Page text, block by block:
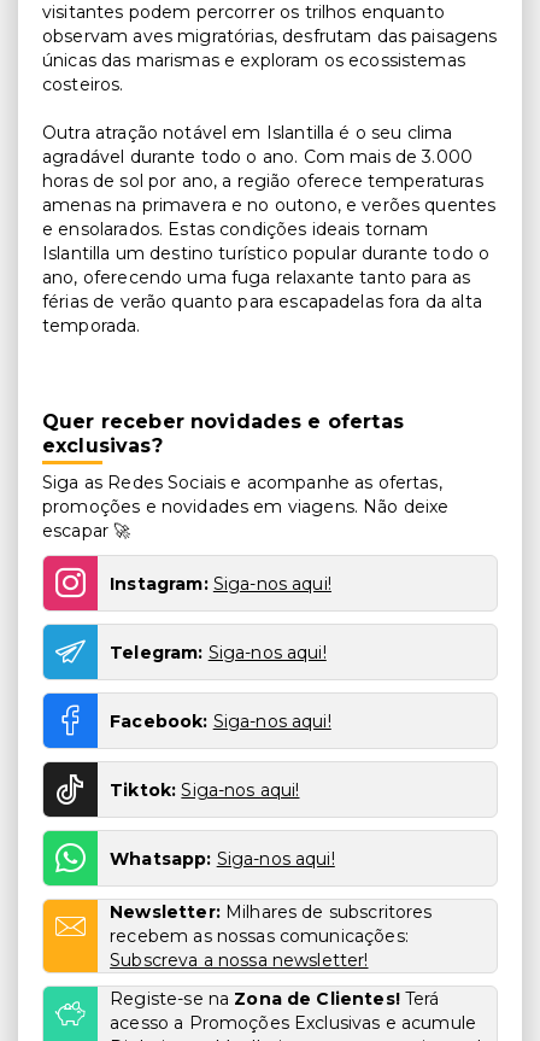
visitantes podem percorrer os trilhos enquanto
observam aves migratórias, desfrutam das paisagens
únicas das marismas e exploram os ecossistemas
costeiros.
Outra atração notável em Islantilla é o seu clima
agradável durante todo o ano. Com mais de 3.000
horas de sol por ano, a região oferece temperaturas
amenas na primavera e no outono, e verões quentes
e ensolarados. Estas condições ideais tornam
Islantilla um destino turístico popular durante todo o
ano, oferecendo uma fuga relaxante tanto para as
férias de verão quanto para escapadelas fora da alta
temporada.
Quer receber novidades e ofertas
exclusivas?
Siga as Redes Sociais e acompanhe as ofertas,
promoções e novidades em viagens. Não deixe
escapar 🚀
Instagram: Siga-nos aqui!
Telegram: Siga-nos aqui!
Facebook: Siga-nos aqui!
Tiktok: Siga-nos aqui!
Whatsapp: Siga-nos aqui!
Newsletter: Milhares de subscritores
recebem as nossas comunicações:
Subscreva a nossa newsletter!
Registe-se na Zona de Clientes!Terá
acesso a Promoções Exclusivas e acumule